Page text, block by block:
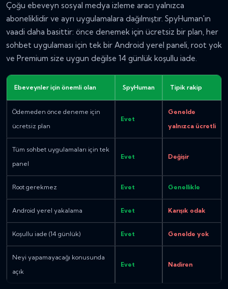
Çoğu ebeveyn sosyal medya izleme aracı yalnızca
aboneliklidir ve ayrı uygulamalara dağılmıştır. SpyHuman'ın
vaadi daha basittir: önce denemek için ücretsiz bir plan, her
sohbet uygulaması için tek bir Android yerel paneli, root yok
ve Premium size uygun değilse 14 günlük koşullu iade.
Ebeveynler için önemli olan SpyHuman Tipik rakip
Ödemeden önce deneme için
ücretsiz plan
Evet
Genelde
yalnızca ücretli
Tüm sohbet uygulamaları için tek
panel
Evet Değişir
Root gerekmez Evet Genellikle
Android yerel yakalama Evet Karışık odak
Koşullu iade (14 günlük) Evet Genelde yok
Neyi yapamayacağı konusunda
açık
Evet Nadiren